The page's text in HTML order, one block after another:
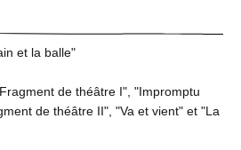
et la balle"
de théâtre I", "Impromptu
de théâtre II", "Va et vient" et "La